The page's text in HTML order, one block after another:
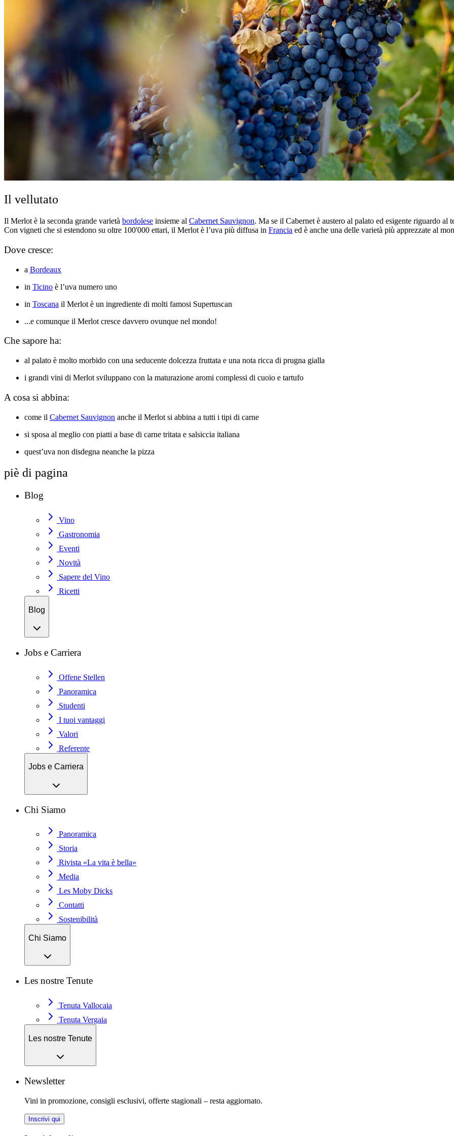
Il vellutato
Il Merlot è la seconda grande varietà bordolese insieme al Cabernet Sauvignon. Ma se il Cabernet è austero al palato ed esigente riguardo
Con vigneti che si estendono su oltre 100'000 ettari, il Merlot è l’uva più diffusa in Francia ed è anche una delle varietà più apprezzate al
Dove cresce:
a Bordeaux
in Ticino è l’uva numero uno
in Toscana il Merlot è un ingrediente di molti famosi Supertuscan
...e comunque il Merlot cresce davvero ovunque nel mondo!
Che sapore ha:
al palato è molto morbido con una seducente dolcezza fruttata e una nota ricca di prugna gialla
i grandi vini di Merlot sviluppano con la maturazione aromi complessi di cuoio e tartufo
A cosa si abbina:
come il Cabernet Sauvignon anche il Merlot si abbina a tutti i tipi di carne
si sposa al meglio con piatti a base di carne tritata e salsiccia italiana
quest’uva non disdegna neanche la pizza
piè di pagina
Blog
Vino
Gastronomia
Eventi
Novità
Sapere del Vino
Ricetti
Blog
Jobs e Carriera
Offene Stellen
Panoramica
Studenti
I tuoi vantaggi
Valori
Referente
Jobs e Carriera
Chi Siamo
Panoramica
Storia
Rivista «La vita è bella»
Media
Les Moby Dicks
Contatti
Sostenibilità
Chi Siamo
Les nostre Tenute
Tenuta Vallocaia
Tenuta Vergaia
Les nostre Tenute
Newsletter
Vini in promozione, consigli esclusivi, offerte stagionali – resta aggiornato.
Inscrivi qui